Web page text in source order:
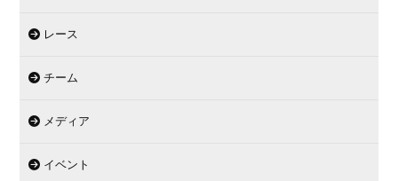
レース
チーム
メディア
イベント